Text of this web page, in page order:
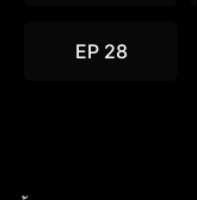
EP 28